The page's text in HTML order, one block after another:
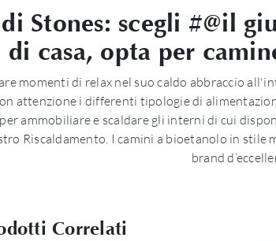
Stones: scegli #@il
di casa, opta per
momenti di relax nel suo caldo abbraccio
attenzione i differenti tipologie di
ammobiliare e scaldare gli interni di cui
Riscaldamento. I camini a bioetanolo in
brand
Correlati